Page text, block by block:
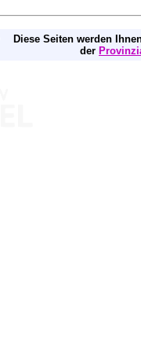
Diese Seiten werden
der